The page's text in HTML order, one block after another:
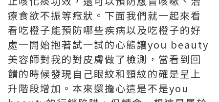
療食欲不振等癥狀。下面我們就一起來看
看吃橙子能預防哪些疾病以及吃橙子的好
處一開始抱著試一試的心態讓you beauty
美容師對我的對皮膚做了檢測，當看到回
饋的時候發現自己眼紋和頸紋的確是呈上
升階段增加。本來還擔心這是不是you